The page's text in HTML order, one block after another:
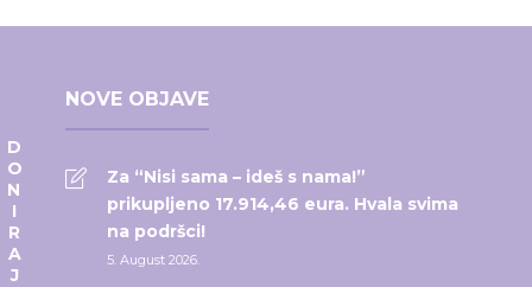
NOVE OBJAVE
Za “Nisi sama – ideš s nama!”
prikupljeno 17.914,46 eura. Hvala svima
na podršci!
5. August 2026.
DONIRAJ